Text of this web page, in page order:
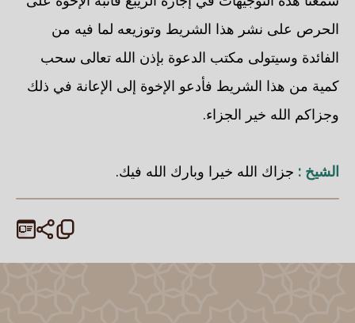
الحرص على نشر هذا الشريط وتوزيعه لما فيه من
الفائدة وسيتولى مكتب الدعوة بإذن الله تعالى سحب
كمية من هذا الشريط فأدعو الإخوة إلى الإعانة في ذلك
وجزاكم الله خير الجزاء.
الشيخ : جزاك الله خيرا وبارك الله فيك.